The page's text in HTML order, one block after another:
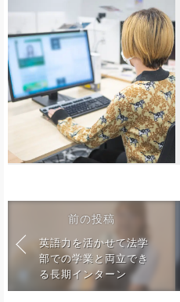
前の投稿
英語力を活かせて法学
部での学業と両立でき
る長期インターン